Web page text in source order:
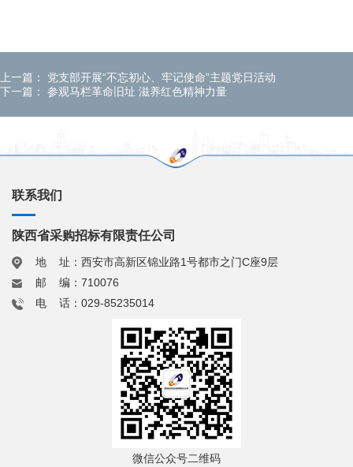
上一篇： 党支部开展“不忘初心、牢记使命”主题党日活动
下一篇： 参观马栏革命旧址 滋养红色精神力量
联系我们
陕西省采购招标有限责任公司
地 址：西安市高新区锦业路1号都市之门C座9层
邮 编：710076
电 话：029-85235014
微信公众号二维码